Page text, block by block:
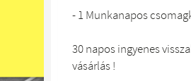
- 1 Munkanapos
30 napos ingyenes
vásárlás !